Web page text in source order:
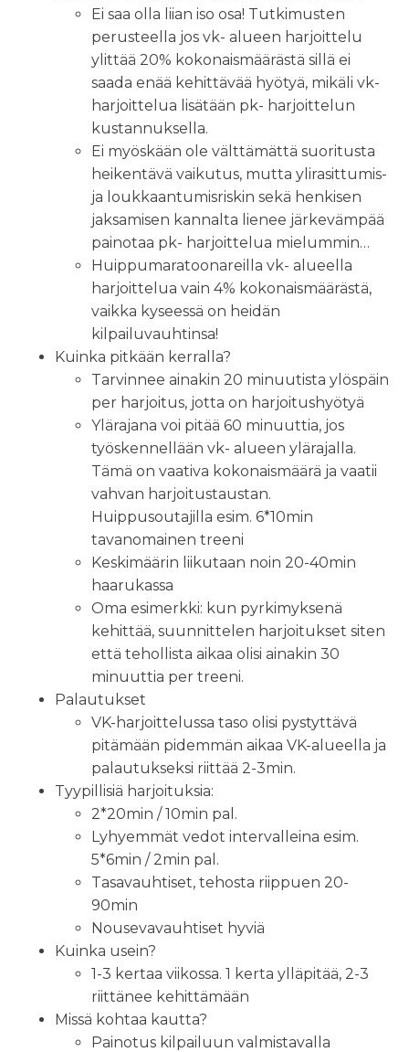
Ei saa olla liian iso osa! Tutkimusten
perusteella jos vk- alueen harjoittelu
ylittää 20% kokonaismäärästä sillä ei
saada enää kehittävää hyötyä, mikäli vk-
harjoittelua lisätään pk- harjoittelun
kustannuksella.
Ei myöskään ole välttämättä suoritusta
heikentävä vaikutus, mutta ylirasittumis-
ja loukkaantumisriskin sekä henkisen
jaksamisen kannalta lienee järkevämpää
painotaa pk- harjoittelua mielummin…
Huippumaratoonareilla vk- alueella
harjoittelua vain 4% kokonaismäärästä,
vaikka kyseessä on heidän
kilpailuvauhtinsa!
Kuinka pitkään kerralla?
Tarvinnee ainakin 20 minuutista ylöspäin
per harjoitus, jotta on harjoitushyötyä
Ylärajana voi pitää 60 minuuttia, jos
työskennellään vk- alueen ylärajalla.
Tämä on vaativa kokonaismäärä ja vaatii
vahvan harjoitustaustan.
Huippusoutajilla esim. 6*10min
tavanomainen treeni
Keskimäärin liikutaan noin 20-40min
haarukassa
Oma esimerkki: kun pyrkimyksenä
kehittää, suunnittelen harjoitukset siten
että tehollista aikaa olisi ainakin 30
minuuttia per treeni.
Palautukset
VK-harjoittelussa taso olisi pystyttävä
pitämään pidemmän aikaa VK-alueella ja
palautukseksi riittää 2-3min.
Tyypillisiä harjoituksia:
2*20min / 10min pal.
Lyhyemmät vedot intervalleina esim.
5*6min / 2min pal.
Tasavauhtiset, tehosta riippuen 20-
90min
Nousevavauhtiset hyviä
Kuinka usein?
1-3 kertaa viikossa. 1 kerta ylläpitää, 2-3
riittänee kehittämään
Missä kohtaa kautta?
Painotus kilpailuun valmistavalla